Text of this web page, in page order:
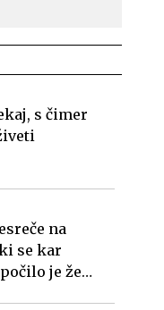
s čimer
na
se kar
je že